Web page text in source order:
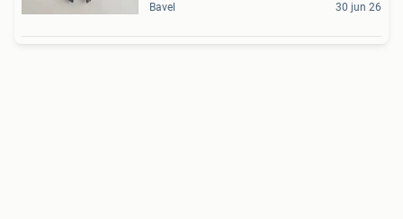
Bavel 30 jun 26